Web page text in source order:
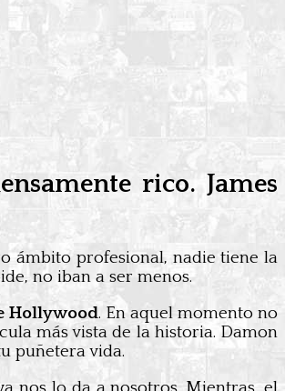
rico. James
ámbito profesional, nadie tiene la
no iban a ser menos.
Hollywood. En aquel momento no
más vista de la historia. Damon
puñetera vida.